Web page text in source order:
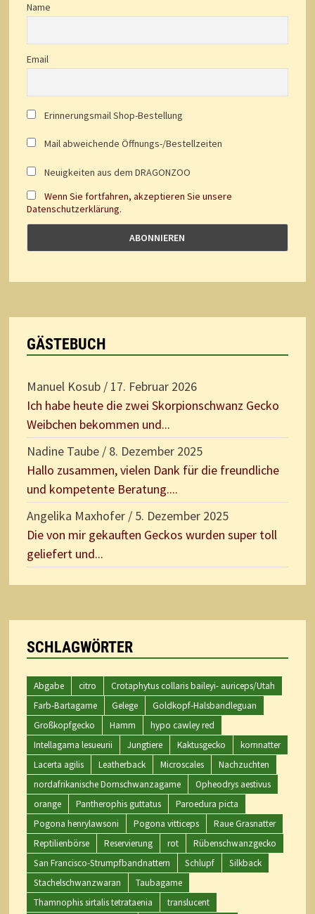
Name
Email
Erinnerungsmail Shop-Bestellung
Mail abweichende Öffnungs-/Bestellzeiten
Neuigkeiten aus dem DRAGONZOO
Wenn Sie fortfahren, akzeptieren Sie unsere
Datenschutzerklärung.
GÄSTEBUCH
Manuel Kosub/ 17. Februar 2026
Ich habe heute die zwei Skorpionschwanz Gecko
Weibchen bekommen und...
Nadine Taube/ 8. Dezember 2025
Hallo zusammen, vielen Dank für die freundliche
und kompetente Beratung....
Angelika Maxhofer/ 5. Dezember 2025
Die von mir gekauften Geckos wurden super toll
geliefert und...
SCHLAGWÖRTER
Abgabe citro
Crotaphytus collaris baileyi- auriceps/Utah
Farb-Bartagame
Gelege
Goldkopf-Halsbandleguan
Großkopfgecko
Hamm
hypo cawley red
Intellagama lesueurii
Jungtiere Kaktusgecko
kornnatter
Lacerta agilis
Leatherback Microscales
Nachzuchten
nordafrikanische Dornschwanzagame
Opheodrys aestivus
orange
Pantherophis guttatus
Paroedura picta
Pogona henrylawsoni
Pogona vitticeps
Raue Grasnatter
Reptilienbörse
Reservierung rot
Rübenschwanzgecko
San Francisco-Strumpfbandnattern
Schlupf
Silkback
Stachelschwanzwaran
Taubagame
Thamnophis sirtalis tetrataenia
translucent